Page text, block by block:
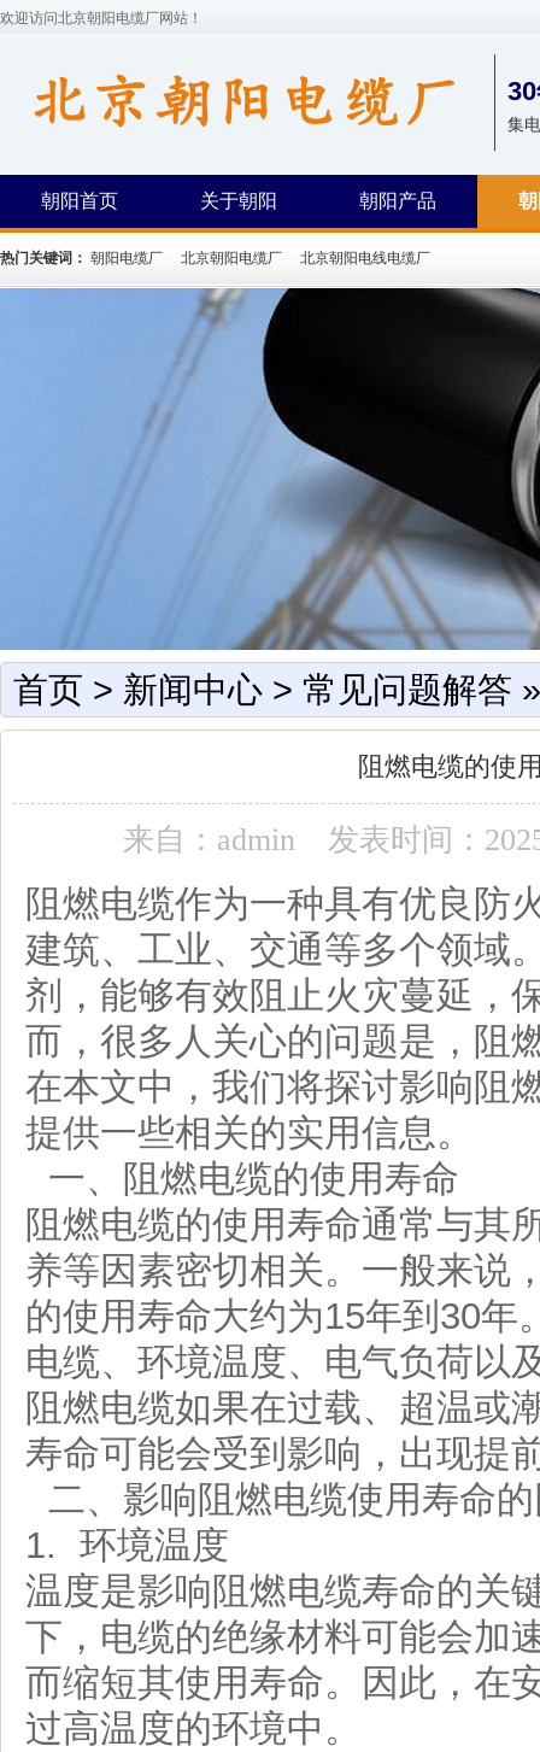
欢迎访问北京朝阳电缆厂网站！
集
朝阳首页 关于朝阳 朝阳产品
热门关键词： 朝阳电缆厂 北京朝阳电缆厂 北京朝阳电线电缆厂
首页 > 新闻中心 > 常见问题解答
阻燃电缆的使
来自：admin 发表时间：
阻燃电缆作为一种具有优良防
建筑、工业、交通等多个领域
剂，能够有效阻止火灾蔓延，
而，很多人关心的问题是，阻
在本文中，我们将探讨影响阻
提供一些相关的实用信息。
一、阻燃电缆的使用寿命
阻燃电缆的使用寿命通常与其
养等因素密切相关。一般来说
的使用寿命大约为15年到30年
电缆、环境温度、电气负荷以
阻燃电缆如果在过载、超温或
寿命可能会受到影响，出现提
二、影响阻燃电缆使用寿命
1. 环境温度
温度是影响阻燃电缆寿命的关
下，电缆的绝缘材料可能会加
而缩短其使用寿命。因此，在
过高温度的环境中。